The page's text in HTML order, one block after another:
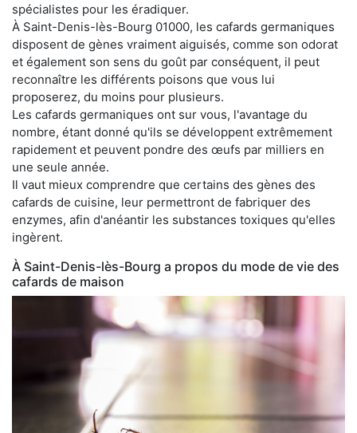
spécialistes pour les éradiquer.
À Saint-Denis-lès-Bourg 01000, les cafards germaniques
disposent de gènes vraiment aiguisés, comme son odorat
et également son sens du goût par conséquent, il peut
reconnaître les différents poisons que vous lui
proposerez, du moins pour plusieurs.
Les cafards germaniques ont sur vous, l'avantage du
nombre, étant donné qu'ils se développent extrêmement
rapidement et peuvent pondre des œufs par milliers en
une seule année.
Il vaut mieux comprendre que certains des gènes des
cafards de cuisine, leur permettront de fabriquer des
enzymes, afin d'anéantir les substances toxiques qu'elles
ingèrent.
À Saint-Denis-lès-Bourg a propos du mode de vie des
cafards de maison